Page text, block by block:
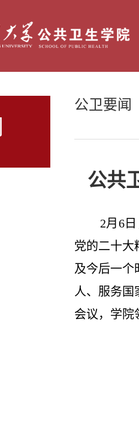
公卫要闻
公共
2月 6
党的二十大
及今后一个
人、服务国
会议，学院